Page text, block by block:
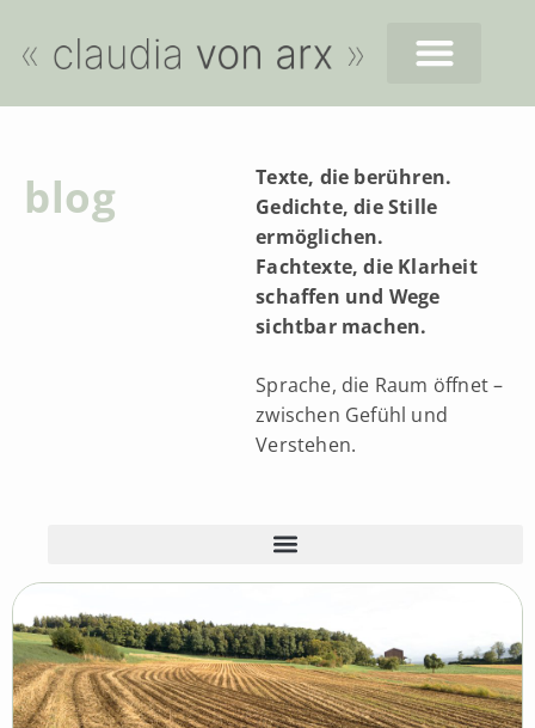
blog
Texte, die berühren.
Gedichte, die Stille
ermöglichen.
Fachtexte, die Klarheit
schaffen und Wege
sichtbar machen.
Sprache, die Raum öffnet –
zwischen Gefühl und
Verstehen.